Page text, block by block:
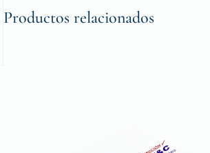
Productos relacionados